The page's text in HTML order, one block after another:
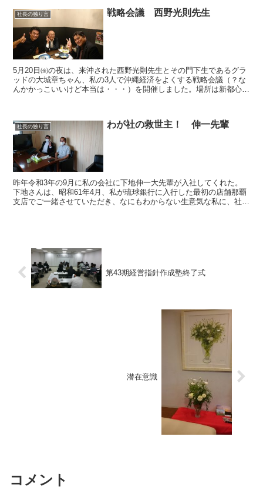
社長の独り言 戦略会議 西野光則先生
5月20日㈮の夜は、来沖された西野光則先生とその門下生であるグラ
ッドの大城章ちゃん、私の3人で沖縄経済をよくする戦略会議（？な
んかかっこいいけど本当は・・・）を開催しました。場所は新都心公
社長の独り言 わが社の救世主！ 伸一先輩
昨年令和3年の9月に私の会社に下地伸一大先輩が入社してくれた。
下地さんは、昭和61年4月、私が琉球銀行に入行した最初の店舗那覇
支店でご一緒させていただき、なにもわからない生意気な私に、社会
第43期経営指針作成塾終了式
潜在意識
コメント